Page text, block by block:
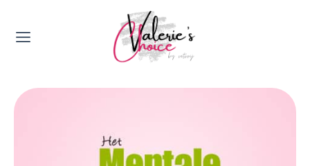
Valerie's Topics
Travel & Culture
Lifestyle, Sport & Duurzaamheid